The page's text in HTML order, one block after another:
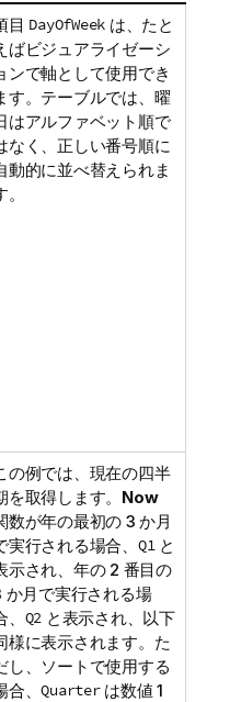
目 DayOfWeek は、たと
ばビジュアライゼーシ
ンで軸として使用でき
す。テーブルでは、曜
はアルファベット順で
なく、正しい番号順に
動的に並べ替えられま
の例では、現在の四半
を取得します。 Now
数が年の最初の 3 か月
実行される場合、 Q1と
示され、年の 2 番目の
か月で実行される場
Q2 と表示され、以下
様に表示されます。た
し、ソートで使用する
合、Quarterは数値 1